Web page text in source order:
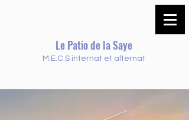
Le Patio de la Saye
M.E.C.S internat et alternat